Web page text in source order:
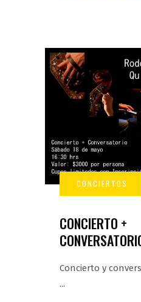
CONCIERTO +
Concierto y